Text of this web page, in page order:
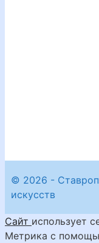
© 2026 -
искусств
Сайт использует
Метрика с